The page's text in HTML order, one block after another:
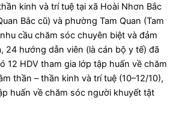
kinh và trí tuệ tại xã Hoài Nhơn Bắc
Bắc cũ) và phường Tam Quan (Tam
cầu chăm sóc chuyên biệt và đảm
24 hướng dẫn viên (là cán bộ y tế) đã
12 HDV tham gia lớp tập huấn về chăm
thần – thần kinh và trí tuệ (10–12/10),
huấn về chăm sóc người khuyết tật